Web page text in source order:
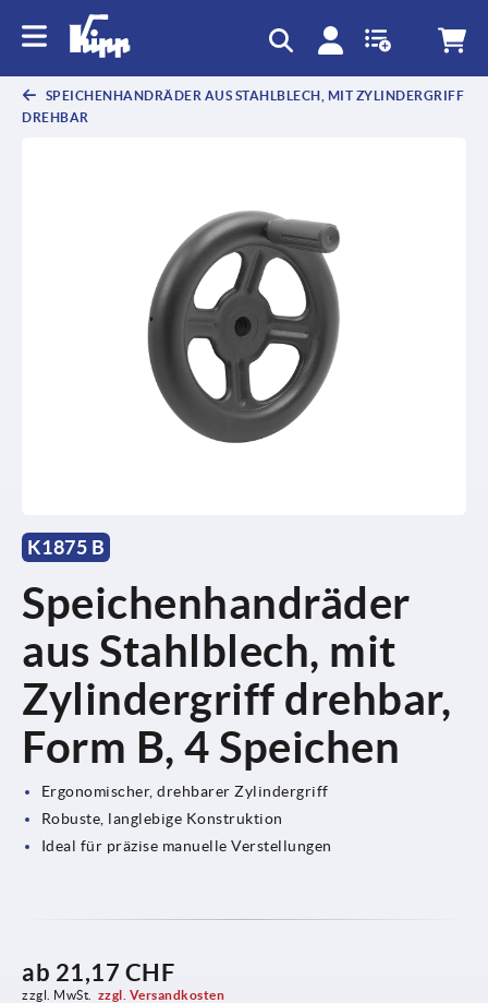
SPEICHENHANDRÄDER AUS STAHLBLECH, MIT ZYLINDERGRIFF
DREHBAR
K1875 B
Speichenhandräder
aus Stahlblech, mit
Zylindergriff drehbar,
Form B, 4 Speichen
Ergonomischer, drehbarer Zylindergriff
Robuste, langlebige Konstruktion
Ideal für präzise manuelle Verstellungen
ab 21,17 CHF
zzgl. MwSt. zzgl. Versandkosten